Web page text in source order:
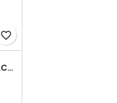
favorite_border
CHARM POUR BRACELET COLLECTION CLIP STRASS SÉPARATEUR ESPACEUR